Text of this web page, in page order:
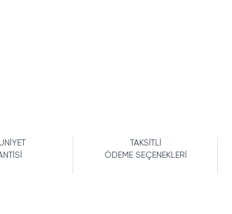
TAKSİTLİ
ÖDEME SEÇENEKLERİ